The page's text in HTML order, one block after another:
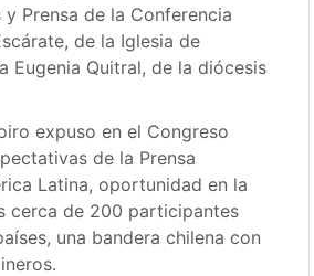
Prensa de la Conferencia
de la Iglesia de
Eugenia Quitral, de la diócesis
expuso en el Congreso
de la Prensa
Latina, oportunidad en la
cerca de 200 participantes
una bandera chilena con